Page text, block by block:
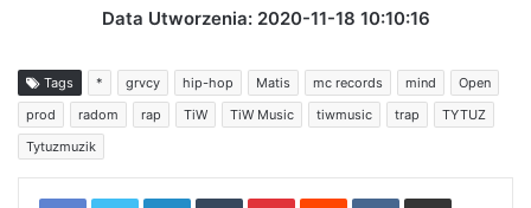
Data Utworzenia: 2020-11-18 10:10:16
Tags * grvcy hip-hop Matis mc records mind
Open
prod
radom rap TiW TiW Music tiwmusic trap
TYTUZ
Tytuzmuzik
LinkedInTumblrPinterestReddit VKontakteShare via Email